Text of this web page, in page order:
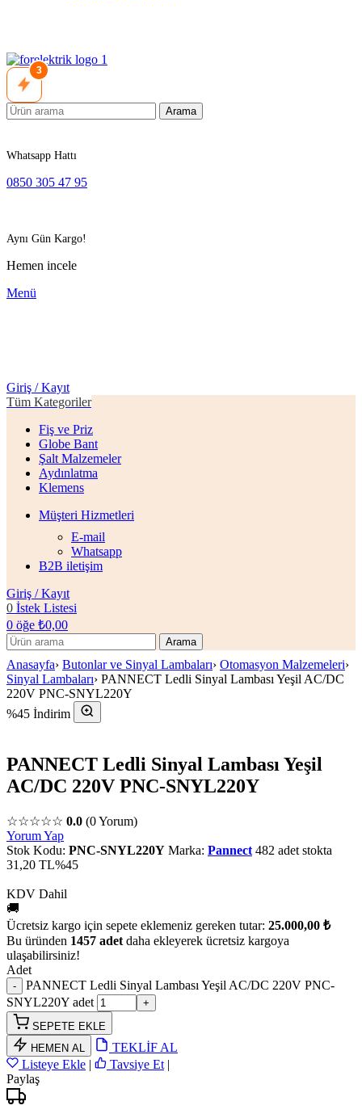
3
Arama
Whatsapp Hattı
0850 305 47 95
Aynı Gün Kargo!
Hemen incele
Menü
Giriş / Kayıt
Tüm Kategoriler
Fiş ve Priz
Globe Bant
Şalt Malzemeler
Aydınlatma
Klemens
Müşteri Hizmetleri
E-mail
Whatsapp
B2B iletişim
Giriş / Kayıt
0 İstek Listesi
0 öğe ₺0,00
Arama
Anasayfa› Butonlar ve Sinyal Lambaları› Otomasyon Malzemeleri›
Sinyal Lambaları› PANNECT Ledli Sinyal Lambası Yeşil AC/DC
220V PNC-SNYL220Y
%45 İndirim
PANNECT Ledli Sinyal Lambası Yeşil
AC/DC 220V PNC-SNYL220Y
☆☆☆☆☆ 0.0 (0 Yorum)
Yorum Yap
Stok Kodu: PNC-SNYL220Y Marka: Pannect 482 adet stokta
31,20 TL%45
KDV Dahil
🚚
Ücretsiz kargo için sepete eklemeniz gereken tutar: 25.000,00 ₺
Bu üründen 1457 adet daha ekleyerek ücretsiz kargoya
ulaşabilirsiniz!
Adet
PANNECT Ledli Sinyal Lambası Yeşil AC/DC 220V PNC-
SNYL220Y adet
SEPETE EKLE
HEMEN AL
TEKLİF AL
Listeye Ekle | Tavsiye Et |
Paylaş